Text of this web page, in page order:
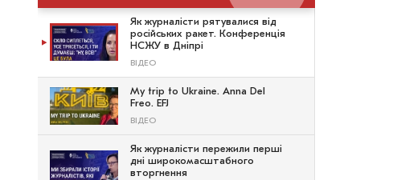
Як журналісти рятувалися від
російських ракет. Конференція
НСЖУ в Дніпрі
ВІДЕО
My trip to Ukraine. Anna Del
Freo. EFJ
ВІДЕО
Як журналісти пережили перші
дні широкомасштабного
вторгнення